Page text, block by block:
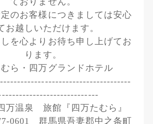
のお客様につきましては安心
お越しいただけます。
を心よりお待ち申し上げてお
ります。
ら・四万グランドホテル
温泉 旅館『四万たむら』
0601 群馬県吾妻郡中之条町